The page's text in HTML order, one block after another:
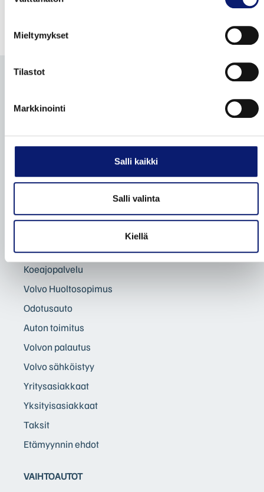
Mieltymykset
Tilastot
Markkinointi
Salli kaikki
Salli valinta
Kiellä
POLESTARIT
TARJOUKSET
KIRJE
Instagram Linkedin
Bilia Yksityisleasing
Koeajopalvelu
Volvo Huoltosopimus
Odotusauto
Auton toimitus
Volvon palautus
Volvo sähköistyy
Yritysasiakkaat
Yksityisasiakkaat
Taksit
Etämyynnin ehdot
VAIHTOAUTOT